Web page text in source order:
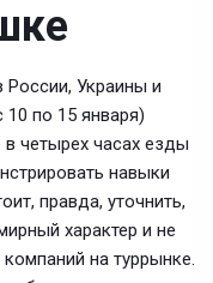
России, Украины и
10 по 15 января)
в четырех часах езды
навыки
правда, уточнить,
характер и не
на туррынке.